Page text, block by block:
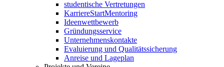
studentische Vertretungen
KarriereStartMentoring
Ideenwettbewerb
Gründungsservice
Unternehmenskontakte
Evaluierung und Qualitätssicherung
Anreise und Lageplan